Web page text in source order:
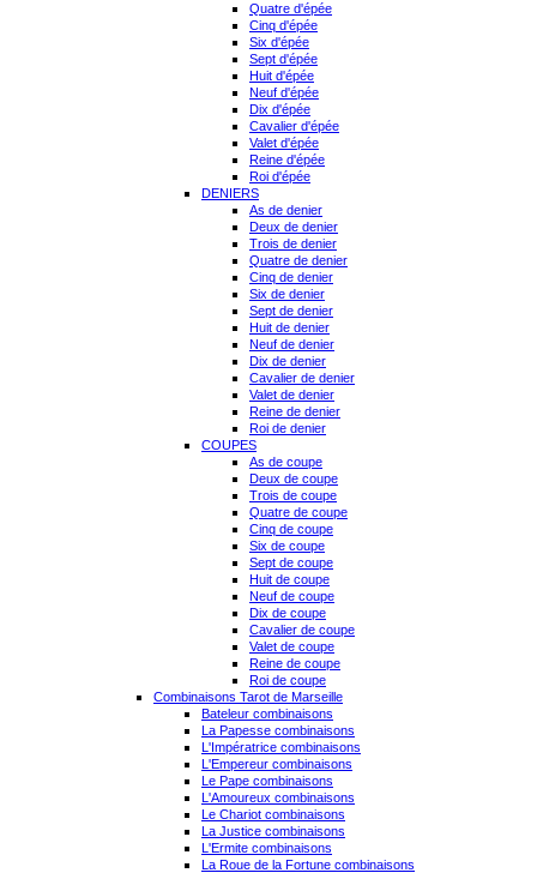
Quatre d'épée
Cinq d'épée
Six d'épée
Sept d'épée
Huit d'épée
Neuf d'épée
Dix d'épée
Cavalier d'épée
Valet d'épée
Reine d'épée
Roi d'épée
DENIERS
As de denier
Deux de denier
Trois de denier
Quatre de denier
Cinq de denier
Six de denier
Sept de denier
Huit de denier
Neuf de denier
Dix de denier
Cavalier de denier
Valet de denier
Reine de denier
Roi de denier
COUPES
As de coupe
Deux de coupe
Trois de coupe
Quatre de coupe
Cinq de coupe
Six de coupe
Sept de coupe
Huit de coupe
Neuf de coupe
Dix de coupe
Cavalier de coupe
Valet de coupe
Reine de coupe
Roi de coupe
Combinaisons Tarot de Marseille
Bateleur combinaisons
La Papesse combinaisons
L'Impératrice combinaisons
L'Empereur combinaisons
Le Pape combinaisons
L'Amoureux combinaisons
Le Chariot combinaisons
La Justice combinaisons
L'Ermite combinaisons
La Roue de la Fortune combinaisons